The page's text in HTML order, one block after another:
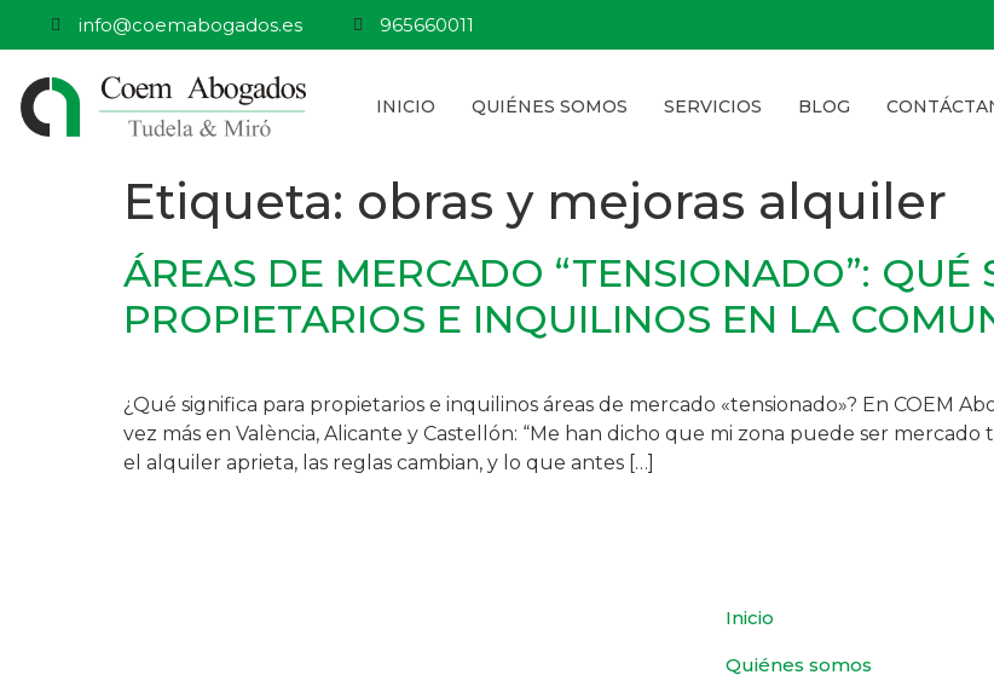
info@coemabogados.es 965660011
INICIO QUIÉNES SOMOS SERVICIOS BLOG
Etiqueta: obras y mejoras alquiler
ÁREAS DE MERCADO “TENSIONADO”: QUÉ
PROPIETARIOS E INQUILINOS EN LA
¿Qué significa para propietarios e inquilinos áreas de mercado «tensionado»? En COEM
vez más en València, Alicante y Castellón: “Me han dicho que mi zona puede ser mercado
el alquiler aprieta, las reglas cambian, y lo que antes […]
Inicio
Quiénes somos